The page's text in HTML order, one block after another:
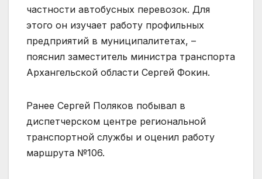
частности автобусных перевозок. Для
этого он изучает работу профильных
предприятий в муниципалитетах, –
пояснил заместитель министра транспорта
Архангельской области Сергей Фокин.
Ранее Сергей Поляков побывал в
диспетчерском центре региональной
транспортной службы и оценил работу
маршрута №106.